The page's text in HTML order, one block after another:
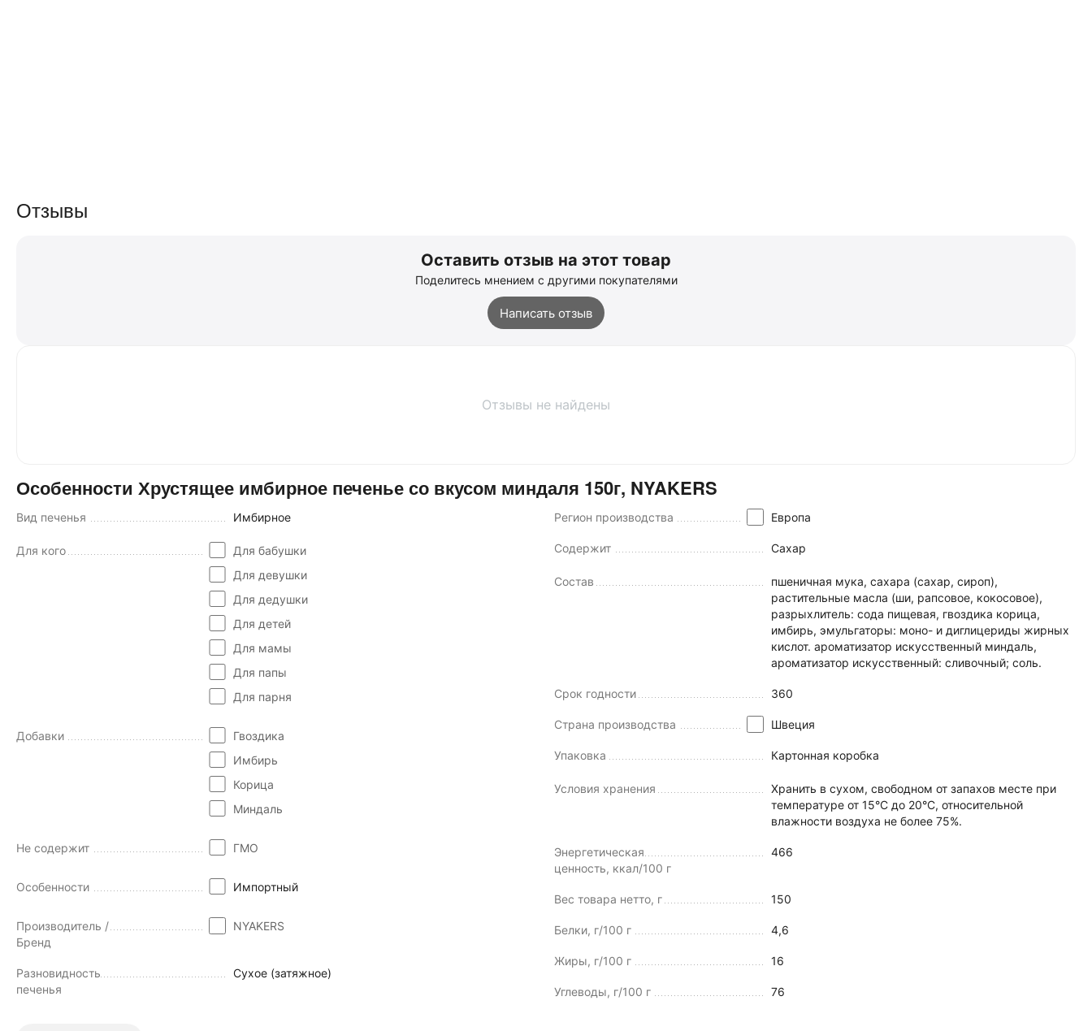
Отзывы
Оставить отзыв на этот товар
Поделитесь мнением с другими покупателями
Написать отзыв
Отзывы не найдены
Особенности Хрустящее имбирное печенье со вкусом миндаля 150г, NYAKERS
Вид печенья Имбирное
Для кого
Для бабушки
Для девушки
Для дедушки
Для детей
Для мамы
Для папы
Для парня
Добавки
Гвоздика
Имбирь
Корица
Миндаль
Не содержит ГМО
Особенности Импортный
Производитель /
Бренд
NYAKERS
Разновидность
печенья
Сухое (затяжное)
Регион производства Европа
Содержит Сахар
Состав
пшеничная мука, сахара (сахар, сироп),
растительные масла (ши, рапсовое, кокосовое),
разрыхлитель: сода пищевая, гвоздика корица,
имбирь, эмульгаторы: моно- и диглицериды жирных
кислот. ароматизатор искусственный миндаль,
ароматизатор искусственный: сливочный; соль.
Срок годности 360
Страна производства Швеция
Упаковка Картонная коробка
Условия хранения
Хранить в сухом, свободном от запахов месте при
температуре от 15°С до 20°С, относительной
влажности воздуха не более 75%.
Энергетическая
ценность, ккал/100 г
466
Вес товара нетто, г 150
Белки, г/100 г 4,6
Жиры, г/100 г 16
Углеводы, г/100 г 76